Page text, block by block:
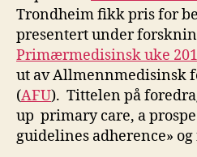
Trondheim fikk pris for
presentert under
Primærmedisinsk uke
ut av Allmennmedisinsk
(AFU). Tittelen på
up primary care, a
guidelines adherence»